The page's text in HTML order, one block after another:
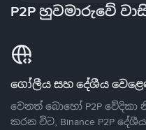
P2P හුවමාරුවේ
ගෝලීය සහ දේශීය
වෙනත් බොහෝ P2P
කරන විට, Binance P2P